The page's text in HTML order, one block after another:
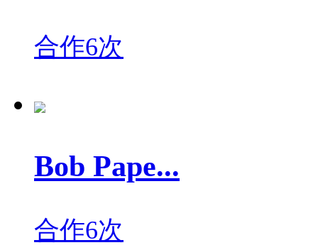
合作6次
Bob Pape...
合作6次